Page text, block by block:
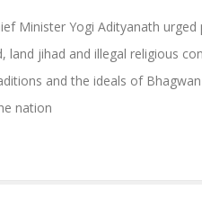
Minister Yogi Adityanath
land jihad and illegal religious
and the ideals of
nation